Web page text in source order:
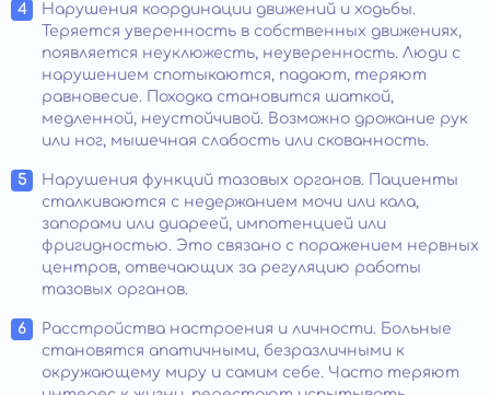
Нарушения координации движений и ходьбы.
Теряется уверенность в собственных движениях,
появляется неуклюжесть, неуверенность. Люди с
нарушением спотыкаются, падают, теряют
равновесие. Походка становится шаткой,
медленной, неустойчивой. Возможно дрожание рук
или ног, мышечная слабость или скованность.
Нарушения функций тазовых органов. Пациенты
сталкиваются с недержанием мочи или кала,
запорами или диареей, импотенцией или
фригидностью. Это связано с поражением нервных
центров, отвечающих за регуляцию работы
тазовых органов.
Расстройства настроения и личности. Больные
становятся апатичными, безразличными к
окружающему миру и самим себе. Часто теряют